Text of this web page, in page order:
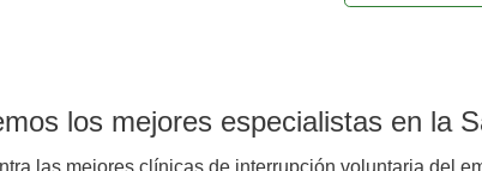
los mejores especialistas en la
las mejores clínicas de interrupción voluntaria del